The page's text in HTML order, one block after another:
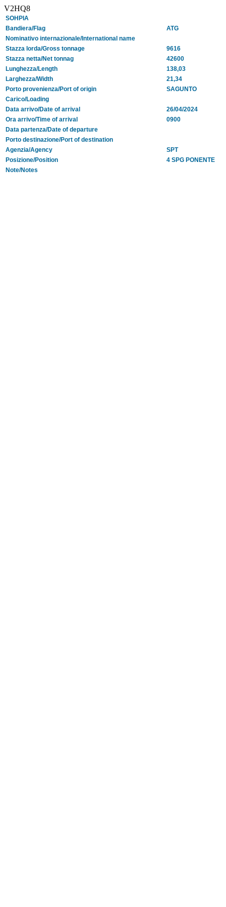
V2HQ8
SOHPIA
Bandiera/Flag
ATG
Nominativo internazionale/International name
Stazza lorda/Gross tonnage
9616
Stazza netta/Net tonnag
42600
Lunghezza/Length
138,03
Larghezza/Width
21,34
Porto provenienza/Port of origin
SAGUNTO
Carico/Loading
Data arrivo/Date of arrival
26/04/2024
Ora arrivo/Time of arrival
0900
Data partenza/Date of departure
Porto destinazione/Port of destination
Agenzia/Agency
SPT
Posizione/Position
4 SPG PONENTE
Note/Notes